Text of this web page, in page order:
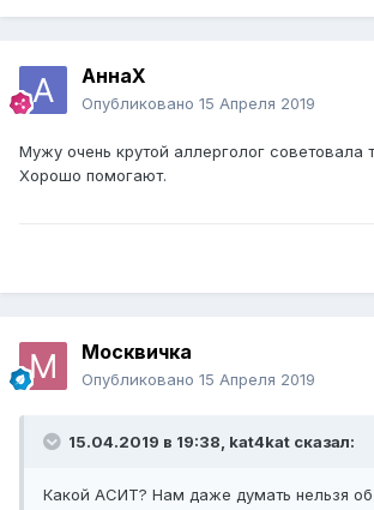
АннаХ
Опубликовано 15 Апреля 2019
Мужу очень крутой аллерголог советовала
Хорошо помогают.
Москвичка
Опубликовано 15 Апреля 2019
15.04.2019 в 19:38, kat4kat сказал:
Какой АСИТ? Нам даже думать нельзя